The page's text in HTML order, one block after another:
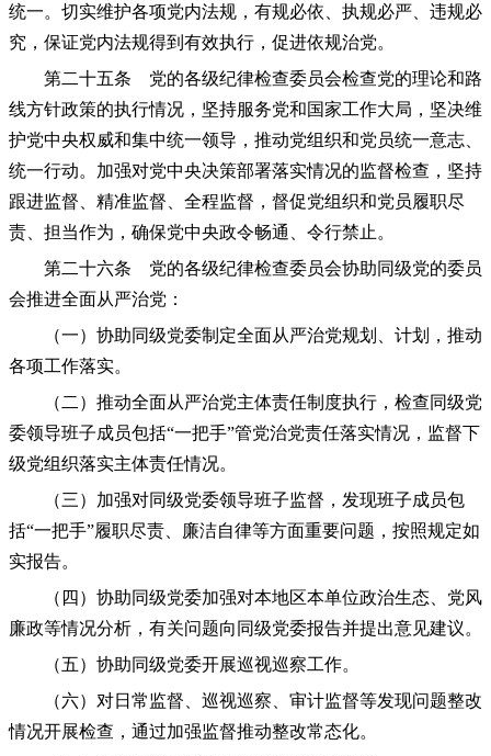
统一。切实维护各项党内法规，有规必依、执规必严、违规必
究，保证党内法规得到有效执行，促进依规治党。
第二十五条 党的各级纪律检查委员会检查党的理论和路
线方针政策的执行情况，坚持服务党和国家工作大局，坚决维
护党中央权威和集中统一领导，推动党组织和党员统一意志、
统一行动。加强对党中央决策部署落实情况的监督检查，坚持
跟进监督、精准监督、全程监督，督促党组织和党员履职尽
责、担当作为，确保党中央政令畅通、令行禁止。
第二十六条 党的各级纪律检查委员会协助同级党的委员
会推进全面从严治党：
（一）协助同级党委制定全面从严治党规划、计划，推动
各项工作落实。
（二）推动全面从严治党主体责任制度执行，检查同级党
委领导班子成员包括“一把手”管党治党责任落实情况，监督下
级党组织落实主体责任情况。
（三）加强对同级党委领导班子监督，发现班子成员包
括“一把手”履职尽责、廉洁自律等方面重要问题，按照规定如
实报告。
（四）协助同级党委加强对本地区本单位政治生态、党风
廉政等情况分析，有关问题向同级党委报告并提出意见建议。
（五）协助同级党委开展巡视巡察工作。
（六）对日常监督、巡视巡察、审计监督等发现问题整改
情况开展检查，通过加强监督推动整改常态化。